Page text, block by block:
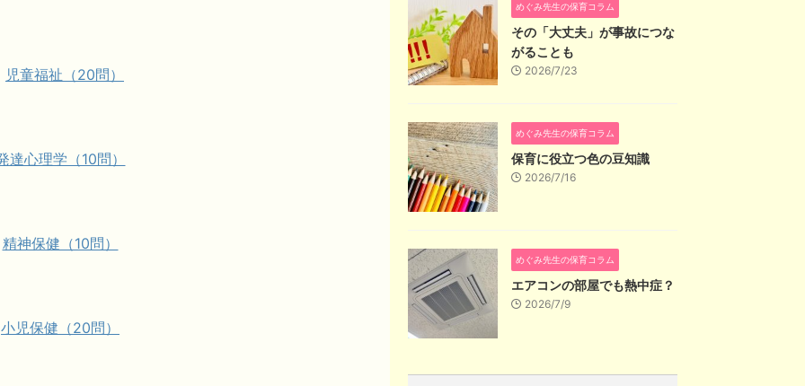
児童福祉（20問）
達心理学（10問）
精神保健（10問）
小児保健（20問）
めぐみ先生の保育コラム
その「大丈夫」が事故につな
がることも
2026/7/23
めぐみ先生の保育コラム
保育に役立つ色の豆知識
2026/7/16
めぐみ先生の保育コラム
エアコンの部屋でも熱中症？
2026/7/9